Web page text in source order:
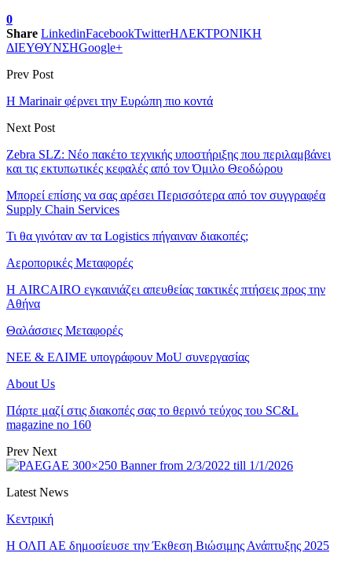
0
Share LinkedinFacebookTwitterΗΛΕΚΤΡΟΝΙΚΗ
ΔΙΕΥΘΥΝΣΗGoogle+
Prev Post
Η Marinair φέρνει την Ευρώπη πιο κοντά
Next Post
Zebra SLZ: Νέο πακέτο τεχνικής υποστήριξης που περιλαμβάνει
και τις εκτυπωτικές κεφαλές από τον Όμιλο Θεοδώρου
Μπορεί επίσης να σας αρέσει Περισσότερα από τον συγγραφέα
Supply Chain Services
Τι θα γινόταν αν τα Logistics πήγαιναν διακοπές;
Αεροπορικές Μεταφορές
Η AIRCAIRO εγκαινιάζει απευθείας τακτικές πτήσεις προς την
Αθήνα
Θαλάσσιες Μεταφορές
ΝΕΕ & ΕΛΙΜΕ υπογράφουν MoU συνεργασίας
About Us
Πάρτε μαζί στις διακοπές σας το θερινό τεύχος του SC&L
magazine no 160
Prev Next
Latest News
Κεντρική
Η ΟΛΠ ΑΕ δημοσίευσε την Έκθεση Βιώσιμης Ανάπτυξης 2025